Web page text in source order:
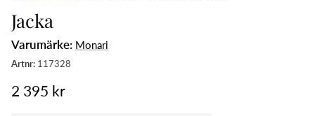
Jacka
Varumärke: Monari
2 395 kr